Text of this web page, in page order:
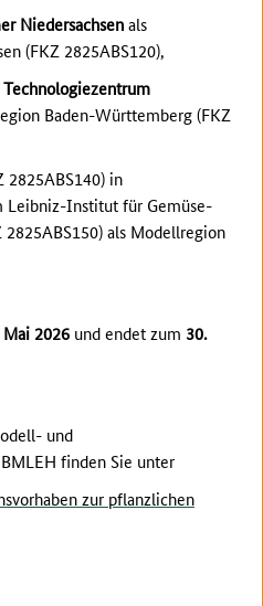
Niedersachsenals
(FKZ 2825ABS120),
Baden-Württemberg (FKZ
2825ABS140) in
Leibniz-Institut für Gemüse-
als Modellregion
Mai 2026 und endet zum 30.
und
finden Sie unter
zur pflanzlichen